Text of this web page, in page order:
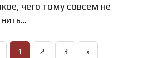
чего тому совсем не
1 2 3 »